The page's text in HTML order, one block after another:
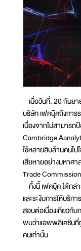
เมื่อวันที่. 20 กันย
บริษัท เฟคบุ๊คถึงการ
เนื่องจากไม่สามาร
Cambridge
ใช้หลายสิบล้านคนไป
เสียหายอย่างมหาศ
Trade
ทั้งนี้ เฟคบุ๊ค ได้ก
และระงับการให้บริ
สอบต่อเนื่องเกี่ยวกั
พบว่าแอพพลิเคชั่น
คนเท่านั้น